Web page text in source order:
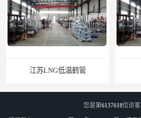
江苏LNG低温鹤管
您是第6137618位访客